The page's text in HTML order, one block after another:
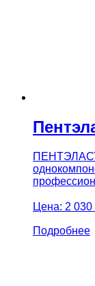
Цена: 2 030
Подробнее